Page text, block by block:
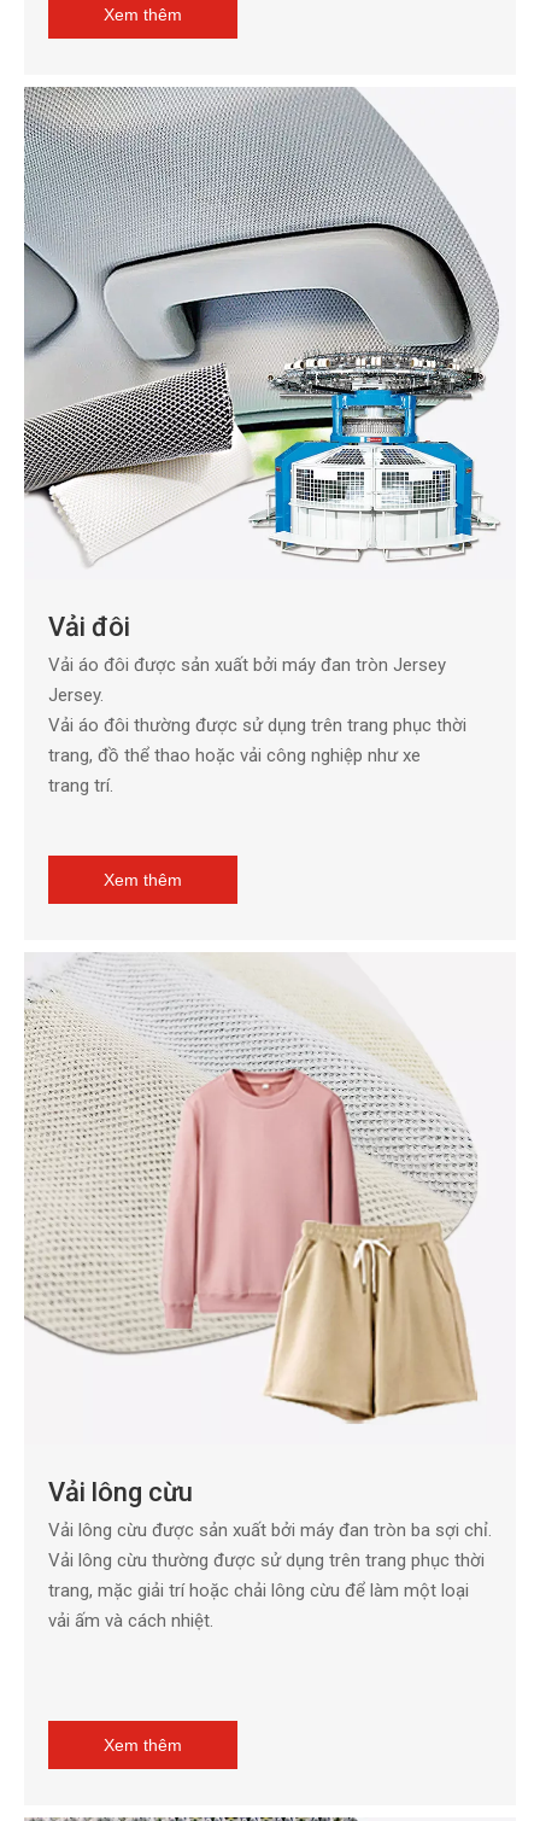
Xem thêm
Vải đôi
Vải áo đôi được sản xuất bởi máy đan tròn Jersey
Jersey.
Vải áo đôi thường được sử dụng trên trang phục thời
trang, đồ thể thao hoặc vải công nghiệp như xe
trang trí.
Xem thêm
Vải lông cừu
Vải lông cừu được sản xuất bởi máy đan tròn ba sợi chỉ.
Vải lông cừu thường được sử dụng trên trang phục thời
trang, mặc giải trí hoặc chải lông cừu để làm một loại
vải ấm và cách nhiệt.
Xem thêm